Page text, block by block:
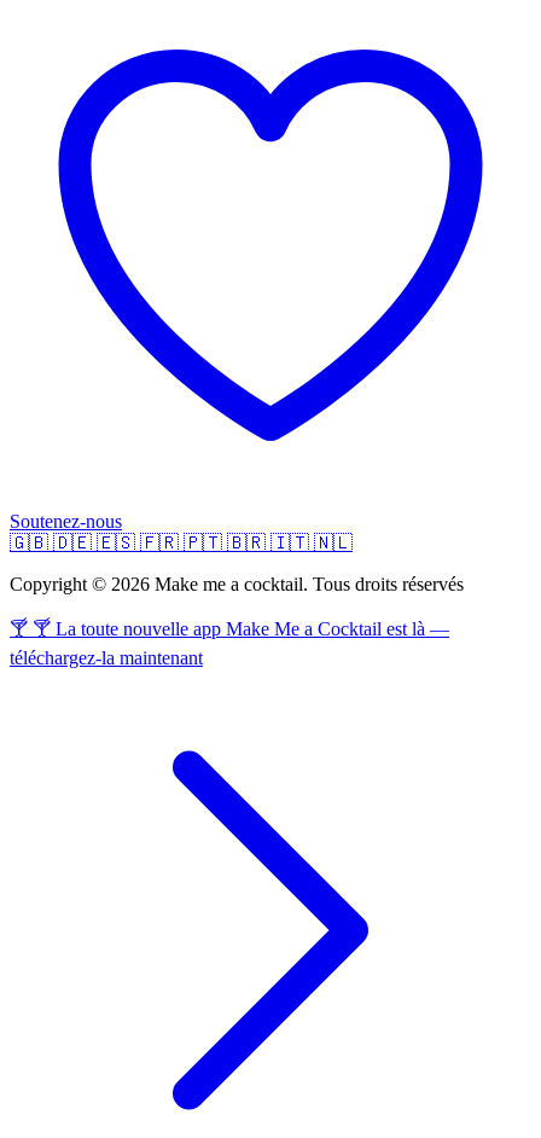
Soutenez-nous
🇬🇧 🇩🇪 🇪🇸 🇫🇷 🇵🇹 🇧🇷 🇮🇹 🇳🇱
Copyright © 2026 Make me a cocktail. Tous droits réservés
🍸 🍸 La toute nouvelle app Make Me a Cocktail est là —
téléchargez-la maintenant